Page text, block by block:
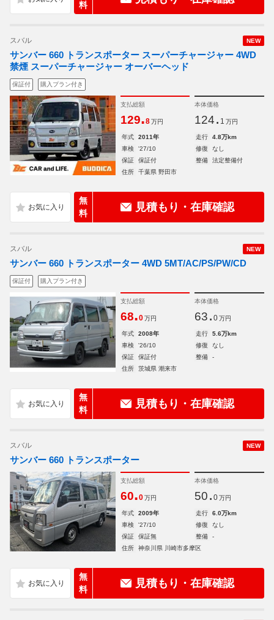
料
NEW
スバル
サンバー 660 トランスポーター スーパーチャージャー 4WD
禁煙 スーパーチャージャー オーバーヘッド
保証付 購入プラン付き
支払総額
129.8 万円
本体価格
124. 1 万円
年式 2011年 走行
4.8万km
車検
'27/10 修復
なし
保証
保証付 整備
法定整備付
住所
千葉県 野田市
無
料
見積もり・在庫確認
NEW
スバル
サンバー 660 トランスポーター 4WD 5MT/AC/PS/PW/CD
保証付 購入プラン付き
支払総額
68.0 万円
本体価格
63. 0 万円
年式 2008年 走行
5.6万km
車検
'26/10 修復
なし
保証
保証付 整備
-
住所
茨城県 潮来市
無
料
見積もり・在庫確認
NEW
スバル
サンバー 660 トランスポーター
支払総額
60.0 万円
本体価格
50. 0 万円
年式 2009年 走行
6.0万km
車検
'27/10 修復
なし
保証
保証無 整備
-
住所
神奈川県 川崎市多摩区
無
料
見積もり・在庫確認